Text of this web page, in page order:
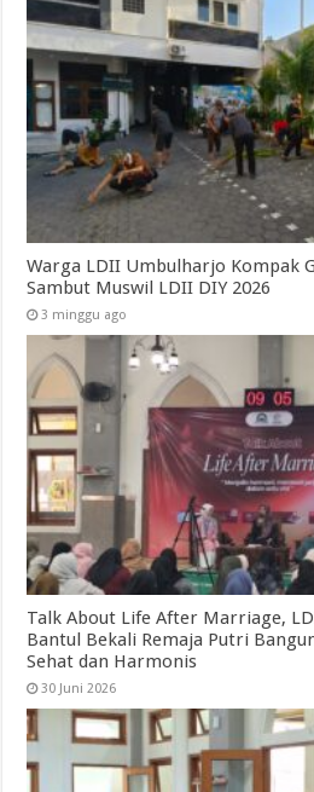
Warga LDII Umbulharjo Kompak
Sambut Muswil LDII DIY 2026
3 minggu ago
Talk About Life After Marriage,
Bantul Bekali Remaja Putri
Sehat dan Harmonis
30 Juni 2026